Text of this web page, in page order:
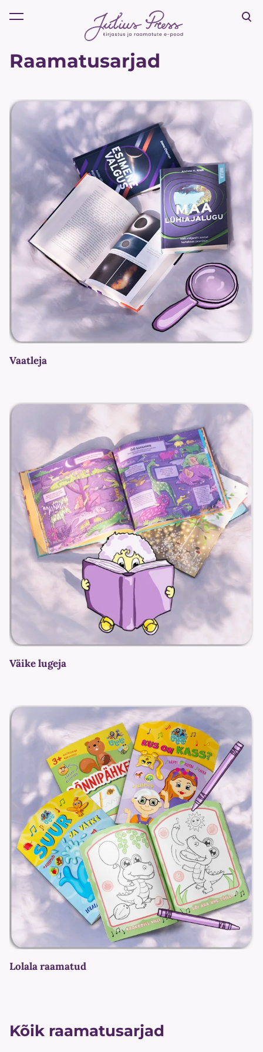
lisati ostukorvi. Vaata ostukorvi
Raamatusarjad
Vaatleja
Väike lugeja
Lolala raamatud
Kõik raamatusarjad